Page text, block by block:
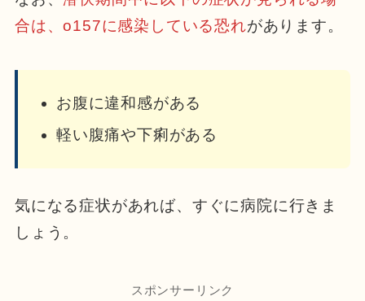
合は、o157に感染している恐れがあります。
お腹に違和感がある
軽い腹痛や下痢がある
気になる症状があれば、すぐに病院に行きま
しょう。
スポンサーリンク